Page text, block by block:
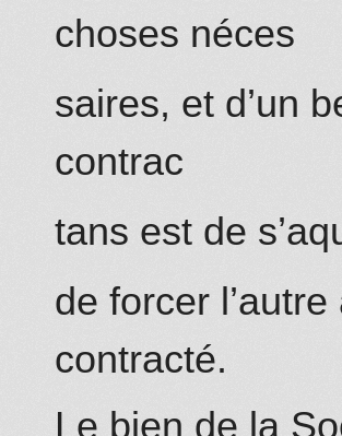
choses néces
saires, et d’un
contrac
tans est de
de forcer
contracté.
Le bien de la